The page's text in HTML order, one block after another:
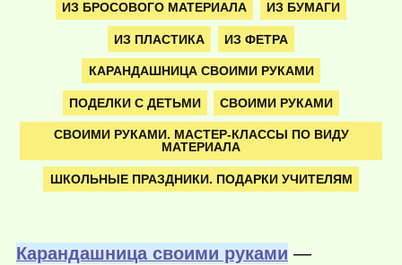
ИЗ БРОСОВОГО МАТЕРИАЛА ИЗ БУМАГИ
ИЗ ПЛАСТИКА ИЗ ФЕТРА
КАРАНДАШНИЦА СВОИМИ РУКАМИ
ПОДЕЛКИ С ДЕТЬМИ СВОИМИ РУКАМИ
СВОИМИ РУКАМИ. МАСТЕР-КЛАССЫ ПО ВИДУ
МАТЕРИАЛА
ШКОЛЬНЫЕ ПРАЗДНИКИ. ПОДАРКИ УЧИТЕЛЯМ
Карандашница своими руками —